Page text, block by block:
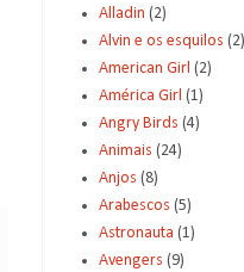
Alladin (2)
Alvin e os esquilos (2)
American Girl (2)
América Girl (1)
Angry Birds (4)
Animais (24)
Anjos (8)
Arabescos (5)
Astronauta (1)
Avengers (9)